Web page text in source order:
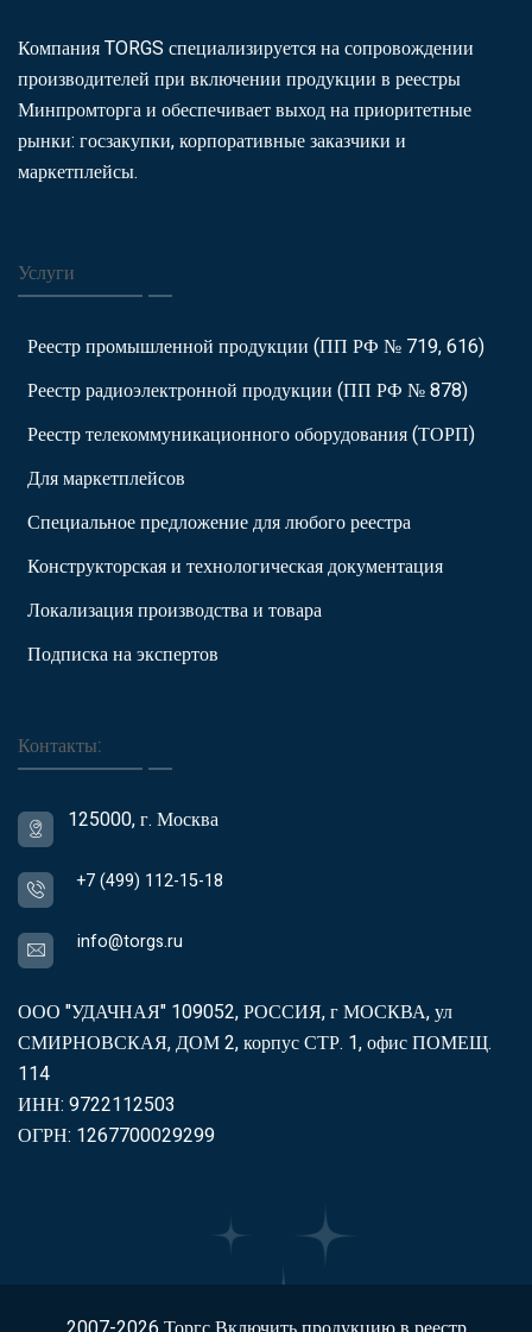
Компания TORGS специализируется на сопровождении
производителей при включении продукции в реестры
Минпромторга и обеспечивает выход на приоритетные
рынки: госзакупки, корпоративные заказчики и
маркетплейсы.
Услуги
Реестр промышленной продукции (ПП РФ № 719, 616)
Реестр радиоэлектронной продукции (ПП РФ № 878)
Реестр телекоммуникационного оборудования (ТОРП)
Для маркетплейсов
Специальное предложение для любого реестра
Конструкторская и технологическая документация
Локализация производства и товара
Подписка на экспертов
Контакты:
125000, г. Москва
+7 (499) 112-15-18
info@torgs.ru
ООО "УДАЧНАЯ" 109052, РОССИЯ, г МОСКВА, ул
СМИРНОВСКАЯ, ДОМ 2, корпус СТР. 1, офис ПОМЕЩ.
114
ИНН: 9722112503
ОГРН: 1267700029299